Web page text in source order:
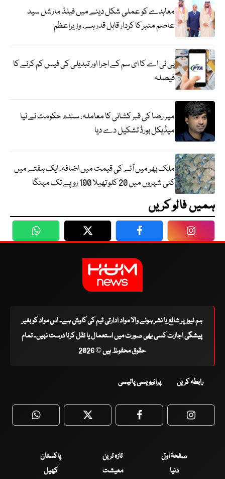
معاہدے کو عملی شکل دینے میں فیلڈ مارشل سید
عاصم منیر کا کردار قابل قدر ہے، وزیراعظم
پی ٹی اے کا ای سم کے اجرا اور تبدیلی کی فیس کم کرنے کا
فیصلہ
میر رضا کی قبر کشائی کا معاملہ، سندھ حکومت نے نیا
میڈیکل بورڈ تشکیل دے دیا
ملک بھر میں آٹے کی قیمت میں اضافہ، ایک ہفتے میں
کئی شہروں میں 20 کلو تھیلا 100 روپے تک مہنگا
ہمیں فالو کریں
WhatsApp Twitter Facebook
ہم نیوز پر شائع یا نشر ہونے والا مواد ادارتی ٹیم کی کاوش ہے۔ اس مواد کو بغیر
پیشگی اجازت کسی بھی صورت میں استعمال یا نقل کرنا درست نہیں۔ تمام
حقوق محفوظ ہیں © 2026
رابطہ کریں پرائیویسی پالیسی
WhatsApp Twitter Facebook
صفحۂ اول تازہ ترین
پاکستان
دنیا
معیشت کھیل